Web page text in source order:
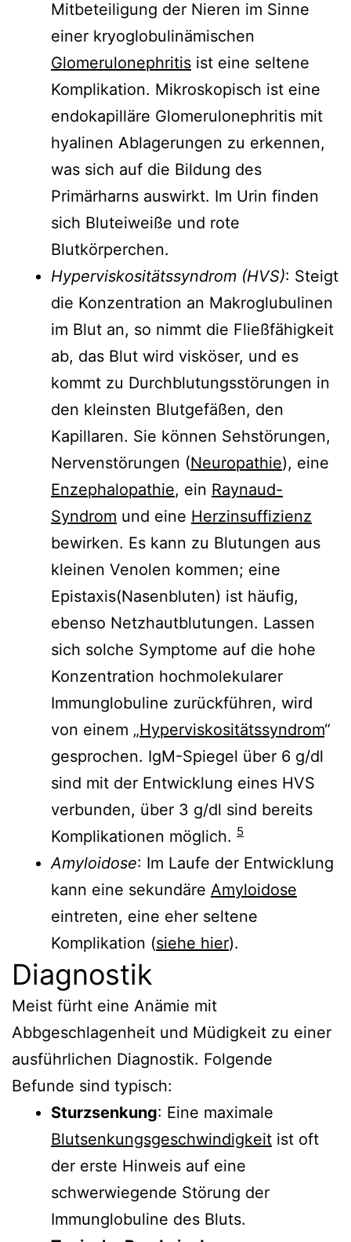
Mitbeteiligung der Nieren im Sinne
einer kryoglobulinämischen
Glomerulonephritis ist eine seltene
Komplikation. Mikroskopisch ist eine
endokapilläre Glomerulonephritis mit
hyalinen Ablagerungen zu erkennen,
was sich auf die Bildung des
Primärharns auswirkt. Im Urin finden
sich Bluteiweiße und rote
Blutkörperchen.
Hyperviskositätssyndrom (HVS): Steigt
die Konzentration an Makroglubulinen
im Blut an, so nimmt die Fließfähigkeit
ab, das Blut wird visköser, und es
kommt zu Durchblutungsstörungen in
den kleinsten Blutgefäßen, den
Kapillaren. Sie können Sehstörungen,
Nervenstörungen (Neuropathie), eine
Enzephalopathie, ein Raynaud-
Syndrom und eine Herzinsuffizienz
bewirken. Es kann zu Blutungen aus
kleinen Venolen kommen; eine
Epistaxis(Nasenbluten) ist häufig,
ebenso Netzhautblutungen. Lassen
sich solche Symptome auf die hohe
Konzentration hochmolekularer
Immunglobuline zurückführen, wird
von einem „Hyperviskositätssyndrom“
gesprochen. IgM-Spiegel über 6 g/dl
sind mit der Entwicklung eines HVS
verbunden, über 3 g/dl sind bereits
Komplikationen möglich. 5
Amyloidose: Im Laufe der Entwicklung
kann eine sekundäre Amyloidose
eintreten, eine eher seltene
Komplikation (siehe hier).
Diagnostik
Meist fürht eine Anämie mit
Abbgeschlagenheit und Müdigkeit zu einer
ausführlichen Diagnostik. Folgende
Befunde sind typisch:
Sturzsenkung: Eine maximale
Blutsenkungsgeschwindigkeit ist oft
der erste Hinweis auf eine
schwerwiegende Störung der
Immunglobuline des Bluts.